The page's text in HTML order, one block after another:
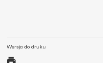
Wersja do druku